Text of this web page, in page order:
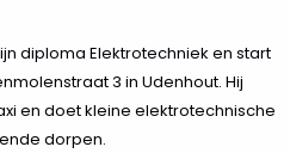
diploma Elektrotechniek en start
3 in Udenhout. Hij
en doet kleine elektrotechnische
dorpen.